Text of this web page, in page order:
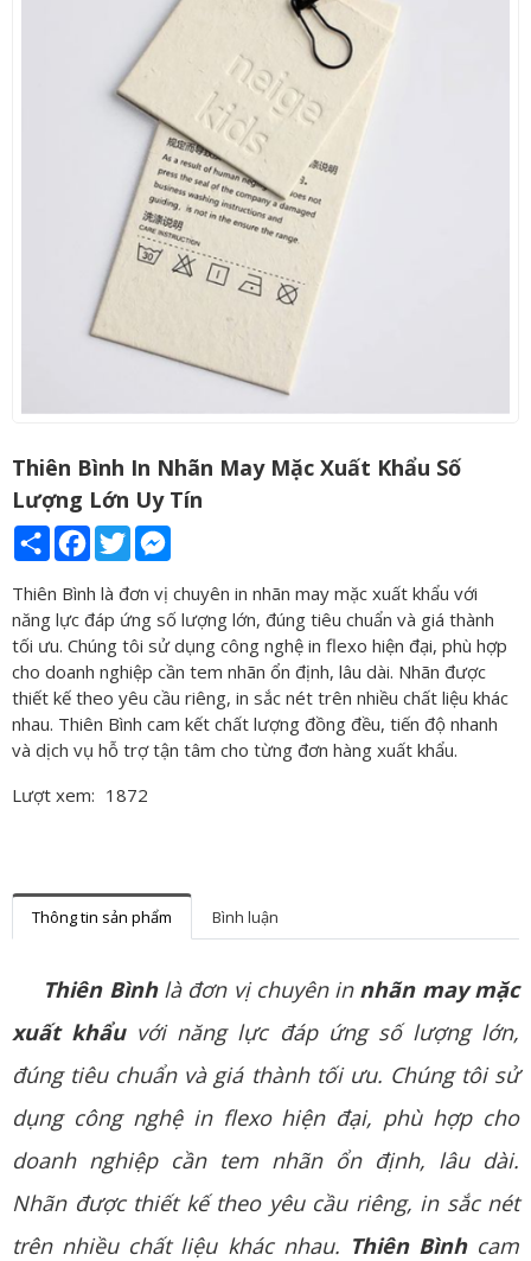
Thiên Bình In Nhãn May Mặc Xuất Khẩu Số
Lượng Lớn Uy Tín
ShareFacebook
Twitter
Thiên Bình là đơn vị chuyên in nhãn may mặc xuất khẩu với
năng lực đáp ứng số lượng lớn, đúng tiêu chuẩn và giá thành
tối ưu. Chúng tôi sử dụng công nghệ in flexo hiện đại, phù hợp
cho doanh nghiệp cần tem nhãn ổn định, lâu dài. Nhãn được
thiết kế theo yêu cầu riêng, in sắc nét trên nhiều chất liệu khác
nhau. Thiên Bình cam kết chất lượng đồng đều, tiến độ nhanh
và dịch vụ hỗ trợ tận tâm cho từng đơn hàng xuất khẩu.
Lượt xem: 1872
Thông tin sản phẩm Bình luận
Thiên Bìnhlà đơn vị chuyên in nhãn may mặc
xuất khẩuvới năng lực đáp ứng số lượng lớn,
đúng tiêu chuẩn và giá thành tối ưu. Chúng tôi sử
dụng công nghệ in flexo hiện đại, phù hợp cho
doanh nghiệp cần tem nhãn ổn định, lâu dài.
Nhãn được thiết kế theo yêu cầu riêng, in sắc nét
trên nhiều chất liệu khác nhau. Thiên Bìnhcam